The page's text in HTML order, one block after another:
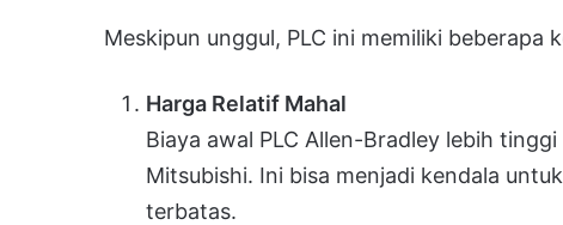
Meskipun unggul, PLC ini memiliki beberapa
Harga Relatif Mahal
Biaya awal PLC Allen-Bradley lebih
Mitsubishi. Ini bisa menjadi kendala
terbatas.